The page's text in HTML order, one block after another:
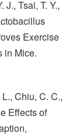
J., Tsai, T. Y.,
Exercise
in Mice.
Chiu, C. C.,
Effects of